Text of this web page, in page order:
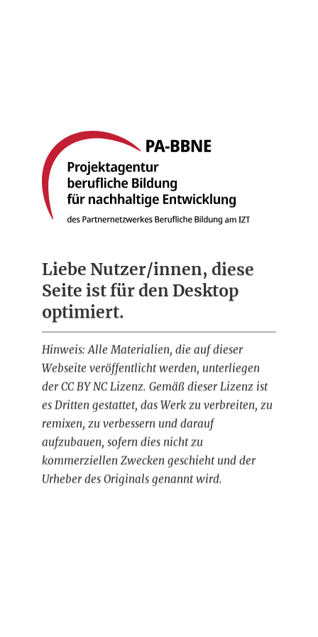
Liebe Nutzer/innen, diese
Seite ist für den Desktop
optimiert.
Hinweis: Alle Materialien, die auf dieser
Webseite veröffentlicht werden, unterliegen
der CC BY NC Lizenz. Gemäß dieser Lizenz ist
es Dritten gestattet, das Werk zu verbreiten, zu
remixen, zu verbessern und darauf
aufzubauen, sofern dies nicht zu
kommerziellen Zwecken geschieht und der
Urheber des Originals genannt wird.